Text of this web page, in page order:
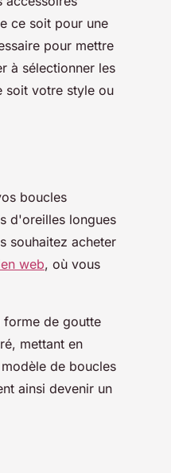
ce soit pour une
pour mettre
à sélectionner les
soit votre style ou
boucles
d'oreilles longues
souhaitez acheter
web, où vous
forme de goutte
mettant en
de boucles
ainsi devenir un